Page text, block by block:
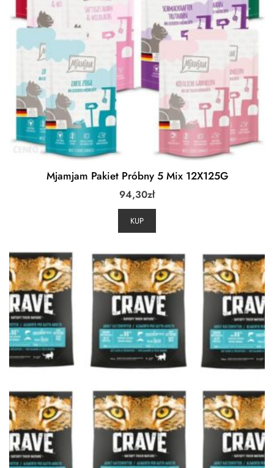
Mjamjam Pakiet Próbny 5 Mix 12X125G
94,30zł
KUP